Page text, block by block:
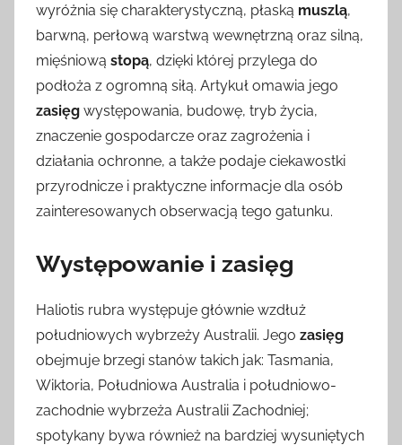
wyróżnia się charakterystyczną, płaską muszlą,
barwną, perłową warstwą wewnętrzną oraz silną,
mięśniową stopą, dzięki której przylega do
podłoża z ogromną siłą. Artykuł omawia jego
zasięg występowania, budowę, tryb życia,
znaczenie gospodarcze oraz zagrożenia i
działania ochronne, a także podaje ciekawostki
przyrodnicze i praktyczne informacje dla osób
zainteresowanych obserwacją tego gatunku.
Występowanie i zasięg
Haliotis rubra występuje głównie wzdłuż
południowych wybrzeży Australii. Jego zasięg
obejmuje brzegi stanów takich jak: Tasmania,
Wiktoria, Południowa Australia i południowo-
zachodnie wybrzeża Australii Zachodniej;
spotykany bywa również na bardziej wysuniętych